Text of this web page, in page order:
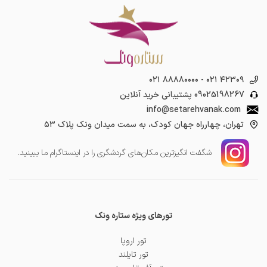
۰۲۱ ۸۸۸۸۰۰۰۰ - ۰۲۱ ۴۲۳۰۹
09025198267 پشتیبانی خرید آنلاین
info@setarehvanak.com
تهران، چهارراه جهان کودک، به سمت میدان ونک پلاک ۵۳
شگفت انگیز‌ترین مکان‌های گردشگری را در اینستاگرام ما ببینید.
تورهای ویژه ستاره ونک
تور اروپا
تور تایلند